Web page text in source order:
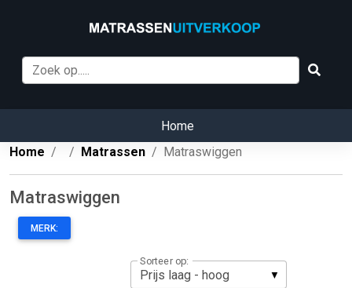
Home
Home
Matrassen Matraswiggen
Matraswiggen
MERK:
Sorteer op: